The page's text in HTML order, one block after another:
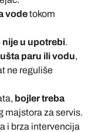
vodetokom
nije u upotrebi.
paru ili vodu,
ne reguliše
bojler treba
majstora za servis.
i brza intervencija